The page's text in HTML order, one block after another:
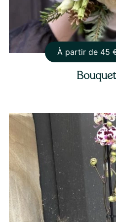
À partir de 45